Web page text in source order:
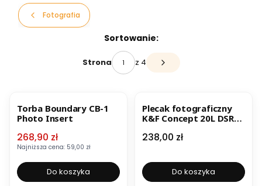
Fotografia
Sortowanie:
Strona z 4 Następne produkty
Torba Boundary CB-1
Photo Insert
Cena promocyjna
268,90 zł
Najniższa cena: 59,00 zł
Do koszyka
Plecak fotograficzny
K&F Concept 20L DSRL
Cena
238,00 zł
Do koszyka